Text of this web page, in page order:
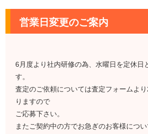
営業日変更のご案内
6月度より社内研修の為、水曜日を定休日
す。
査定のご依頼については査定フォームよ
りますので
ご応募下さい。
またご契約中の方でお急ぎのお客様につ